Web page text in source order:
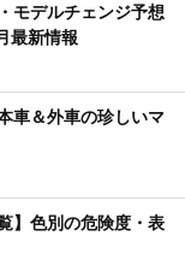
モデルチェンジ予想
最新情報
車＆外車の珍しいマ
】色別の危険度・表